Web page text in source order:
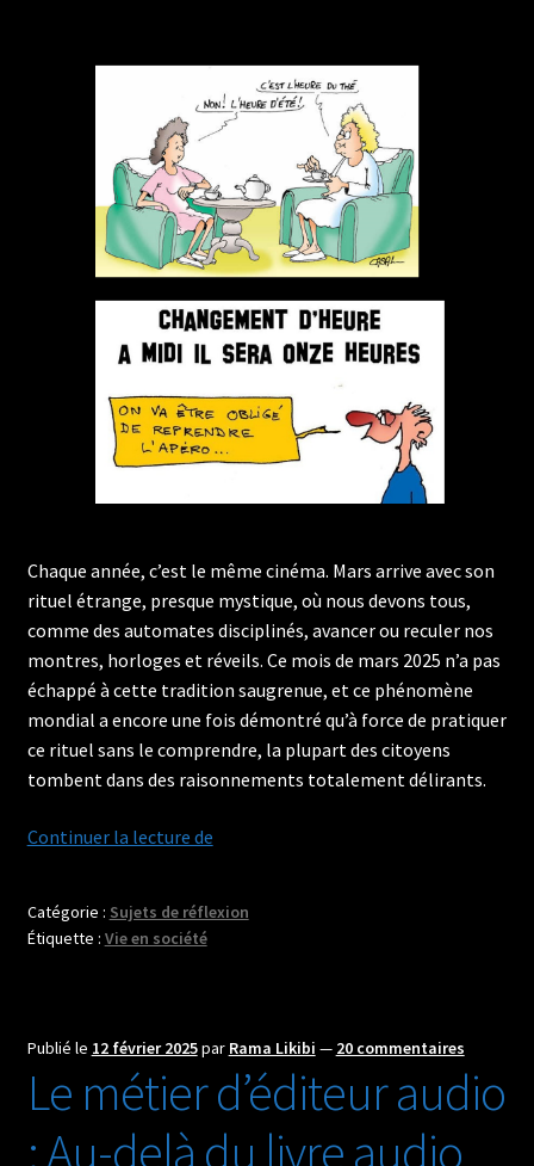
Chaque année, c’est le même cinéma. Mars arrive avec son
rituel étrange, presque mystique, où nous devons tous,
comme des automates disciplinés, avancer ou reculer nos
montres, horloges et réveils. Ce mois de mars 2025 n’a pas
échappé à cette tradition saugrenue, et ce phénomène
mondial a encore une fois démontré qu’à force de pratiquer
ce rituel sans le comprendre, la plupart des citoyens
tombent dans des raisonnements totalement délirants.
Continuer la lecture deCoup
sur
:
Laissez
enfin
nos
Catégorie : Sujets de réflexion
Étiquette : Vie en société
Publié le 12 février 2025par Rama Likibi — 20 commentaires
Le métier d’éditeur audio
: Au-delà du livre audio